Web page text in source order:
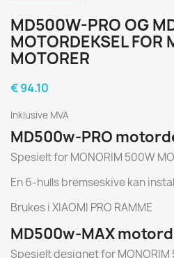
MD500W-PRO OG
MOTORDEKSEL FOR
MOTORER
€ 94.10
Inklusive MVA
MD500w-PRO
Spesielt for MONORIM 500W
En 6-hulls bremseskive kan
Brukes i XIAOMI PRO RAMME
MD500w-MAX
Spesielt designet for MONORIM